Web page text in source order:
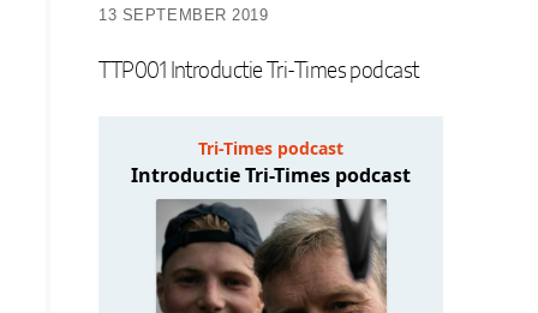
13 SEPTEMBER 2019
TTP001 Introductie Tri-Times podcast